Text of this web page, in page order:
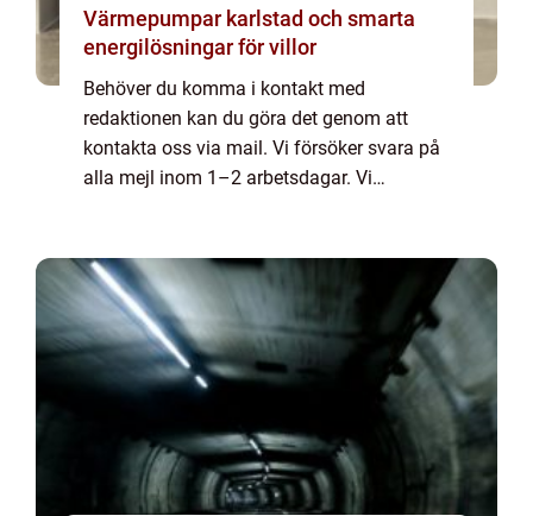
Värmepumpar karlstad och smarta
energilösningar för villor
Behöver du komma i kontakt med
redaktionen kan du göra det genom att
kontakta oss via mail. Vi försöker svara på
alla mejl inom 1–2 arbetsdagar. Vi